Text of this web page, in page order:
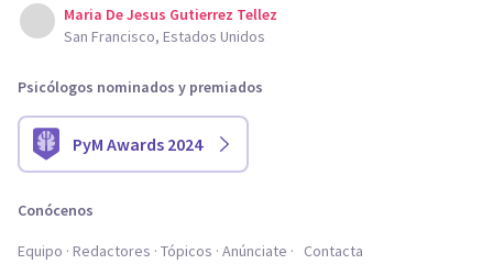
Maria De Jesus Gutierrez Tellez
San Francisco, Estados Unidos
Psicólogos nominados y premiados
PyM Awards 2024
Conócenos
Equipo Redactores Tópicos Anúnciate Contacta